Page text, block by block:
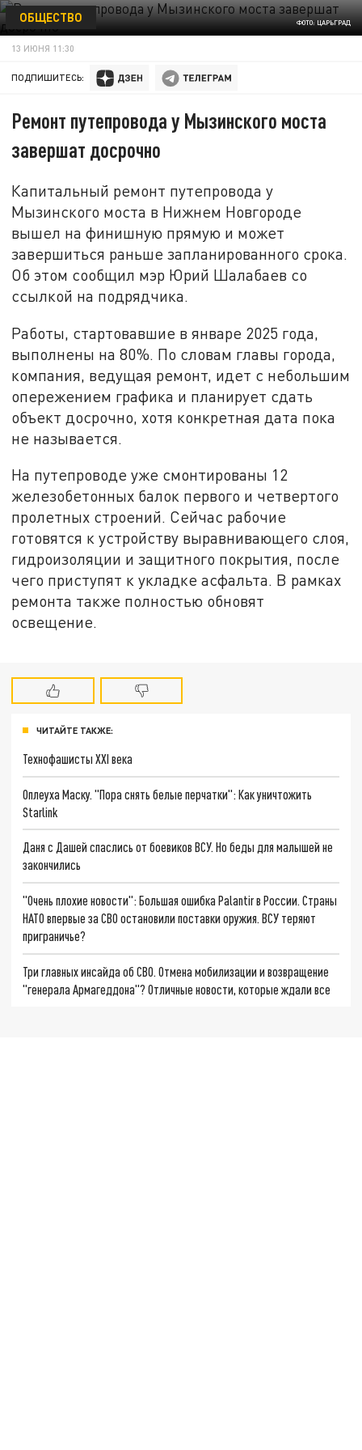
ФОТО: ЦАРЬГРАД
ОБЩЕСТВО
13 ИЮНЯ 11:30
ПОДПИШИТЕСЬ:
Ремонт путепровода у Мызинского моста
завершат досрочно
Капитальный ремонт путепровода у
Мызинского моста в Нижнем Новгороде
вышел на финишную прямую и может
завершиться раньше запланированного срока.
Об этом сообщил мэр Юрий Шалабаев со
ссылкой на подрядчика.
Работы, стартовавшие в январе 2025 года,
выполнены на 80%. По словам главы города,
компания, ведущая ремонт, идет с небольшим
опережением графика и планирует сдать
объект досрочно, хотя конкретная дата пока
не называется.
На путепроводе уже смонтированы 12
железобетонных балок первого и четвертого
пролетных строений. Сейчас рабочие
готовятся к устройству выравнивающего слоя,
гидроизоляции и защитного покрытия, после
чего приступят к укладке асфальта. В рамках
ремонта также полностью обновят
освещение.
ЧИТАЙТЕ ТАКЖЕ:
Технофашисты XXI века
Оплеуха Маску. "Пора снять белые перчатки": Как уничтожить
Starlink
Даня с Дашей спаслись от боевиков ВСУ. Но беды для малышей не
закончились
"Очень плохие новости": Большая ошибка Palantir в России. Страны
НАТО впервые за СВО остановили поставки оружия. ВСУ теряют
приграничье?
Три главных инсайда об СВО. Отмена мобилизации и возвращение
"генерала Армагеддона"? Отличные новости, которые ждали все